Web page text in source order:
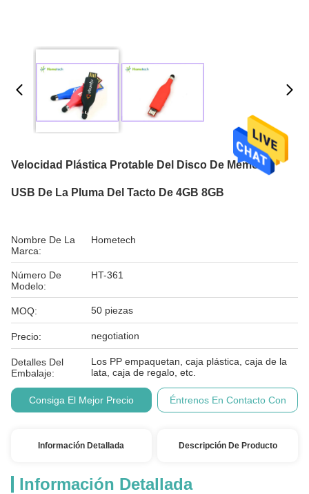
Velocidad Plástica Protable Del Disco De Memoria
USB De La Pluma Del Tacto De 4GB 8GB
Nombre De La
Marca:
Hometech
Número De
Modelo:
HT-361
MOQ: 50 piezas
Precio: negotiation
Detalles Del
Embalaje:
Los PP empaquetan, caja plástica, caja de la
lata, caja de regalo, etc.
Consiga El Mejor Precio Éntrenos En Contacto Con
Información Detallada Descripción De Producto
Información Detallada